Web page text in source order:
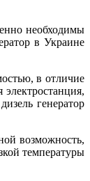
необходимы
в Украине
в отличие
генератор
возможность,
температуры